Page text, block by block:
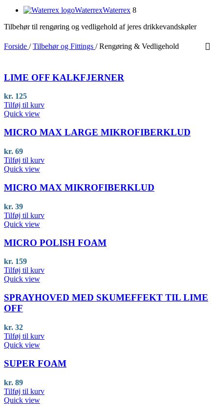
WaterrexWaterrex 8
Tilbehør til rengøring og vedligehold af jeres drikkevandskøler
Forside / Tilbehør og Fittings / Rengøring & Vedligehold
LIME OFF KALKFJERNER
kr. 125
Tilføj til kurv
Quick view
MICRO MAX LARGE MIKROFIBERKLUD
kr. 69
Tilføj til kurv
Quick view
MICRO MAX MIKROFIBERKLUD
kr. 39
Tilføj til kurv
Quick view
MICRO POLISH FOAM
kr. 159
Tilføj til kurv
Quick view
SPRAYHOVED MED SKUMEFFEKT TIL LIME
OFF
kr. 32
Tilføj til kurv
Quick view
SUPER FOAM
kr. 89
Tilføj til kurv
Quick view